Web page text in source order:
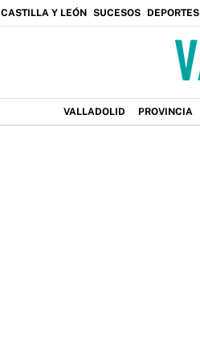
CASTILLA Y LEÓN SUCESOS DEPORTES
VALLADOLID PROVINCIA